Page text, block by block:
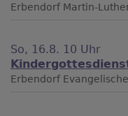
Erbendorf Martin-
So, 16.8. 10 Uhr
Erbendorf